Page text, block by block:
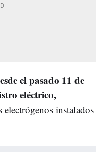
el pasado 11 de
eléctrico,
electrógenos instalados